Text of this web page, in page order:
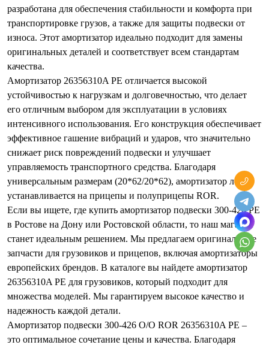
разработана для обеспечения стабильности и комфорта при
транспортировке грузов, а также для защиты подвески от
износа. Этот амортизатор идеально подходит для замены
оригинальных деталей и соответствует всем стандартам
качества.
Амортизатор 26356310A PE отличается высокой
устойчивостью к нагрузкам и долговечностью, что делает
его отличным выбором для эксплуатации в условиях
интенсивного использования. Его конструкция обеспечивает
эффективное гашение вибраций и ударов, что значительно
снижает риск повреждений подвески и улучшает
управляемость транспортного средства. Благодаря
универсальным размерам (20*62/20*62), амортизатор легко
устанавливается на прицепы и полуприцепы ROR.
Если вы ищете, где купить амортизатор подвески 300-426 PE
в Ростове на Дону или Ростовской области, то наш магазин
станет идеальным решением. Мы предлагаем оригинальные
запчасти для грузовиков и прицепов, включая амортизаторы
европейских брендов. В каталоге вы найдете амортизатор
26356310A PE для грузовиков, который подходит для
множества моделей. Мы гарантируем высокое качество и
надежность каждой детали.
Амортизатор подвески 300-426 O/O ROR 26356310A PE –
это оптимальное сочетание цены и качества. Благодаря